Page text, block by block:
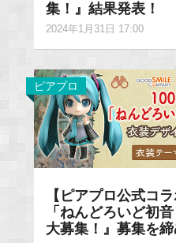
集！』結果発表！
2024年1月31日 17:00
ピアプロ
【ピアプロ公式コ
「ねんどろいど初
大募集！』募集を締